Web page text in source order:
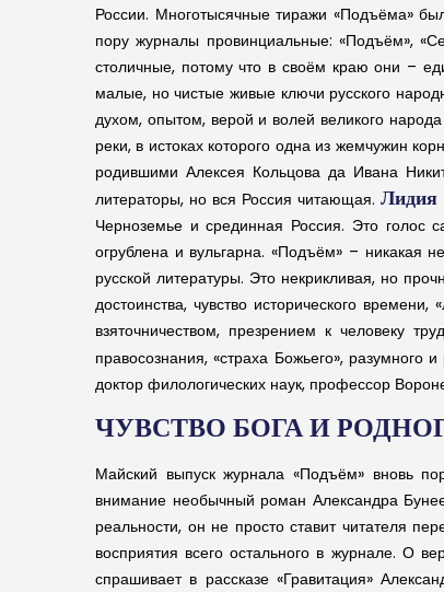
России. Многотысячные тиражи «Подъёма»
пору журналы провинциальные: «Подъём»,
столичные, потому что в своём краю они –
малые, но чистые живые ключи русского
духом, опытом, верой и волей великого
реки, в истоках которого одна из жемчужин
родившими Алексея Кольцова да Ивана
литераторы, но вся Россия читающая.
Черноземье и срединная Россия. Это голос
огрублена и вульгарна. «Подъём» – никакая
русской литературы. Это некрикливая, но
достоинства, чувство исторического
взяточничеством, презрением к человеку
правосознания, «страха Божьего»,
доктор филологических наук, профессор
ЧУВСТВО БОГА И
Майский выпуск журнала «Подъём» вновь
внимание необычный роман Александра
реальности, он не просто ставит читателя
восприятия всего остального в журнале. О
спрашивает в рассказе «Гравитация»